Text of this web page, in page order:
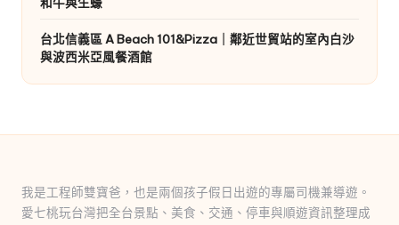
台北信義區 A Beach 101&Pizza｜鄰近世貿站的室內白沙
與波西米亞風餐酒館
我是工程師雙寶爸，也是兩個孩子假日出遊的專屬司機兼導遊。
愛七桃玩台灣把全台景點、美食、交通、停車與順遊資訊整理成